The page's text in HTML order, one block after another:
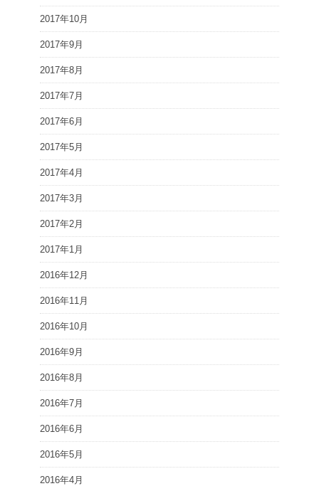
2017年10月
2017年9月
2017年8月
2017年7月
2017年6月
2017年5月
2017年4月
2017年3月
2017年2月
2017年1月
2016年12月
2016年11月
2016年10月
2016年9月
2016年8月
2016年7月
2016年6月
2016年5月
2016年4月